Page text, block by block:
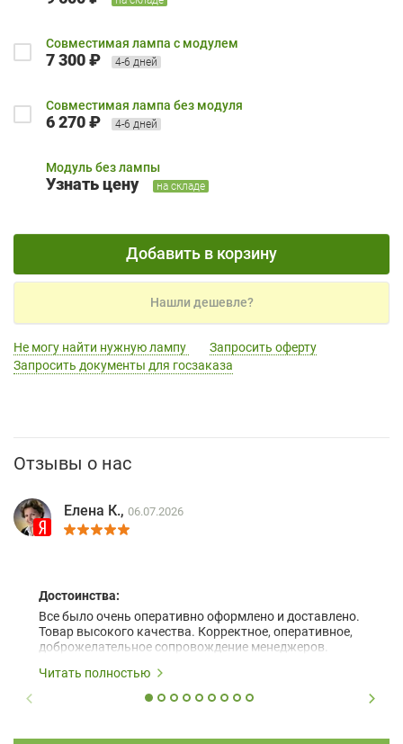
Совместимая лампа с модулем
7 300 ₽ 4-6 дней
Совместимая лампа без модуля
6 270 ₽ 4-6 дней
Модуль без лампы
Узнать цену на складе
Добавить в корзину
Нашли дешевле?
Не могу найти нужную лампу
Запросить оферту
Запросить документы для госзаказа
Отзывы о нас
Елена К., 06.07.2026
Достоинства:
Все было очень оперативно оформлено и доставлено.
Товар высокого качества. Корректное, оперативное,
доброжелательное сопровождение менеджеров.
Читать полностью